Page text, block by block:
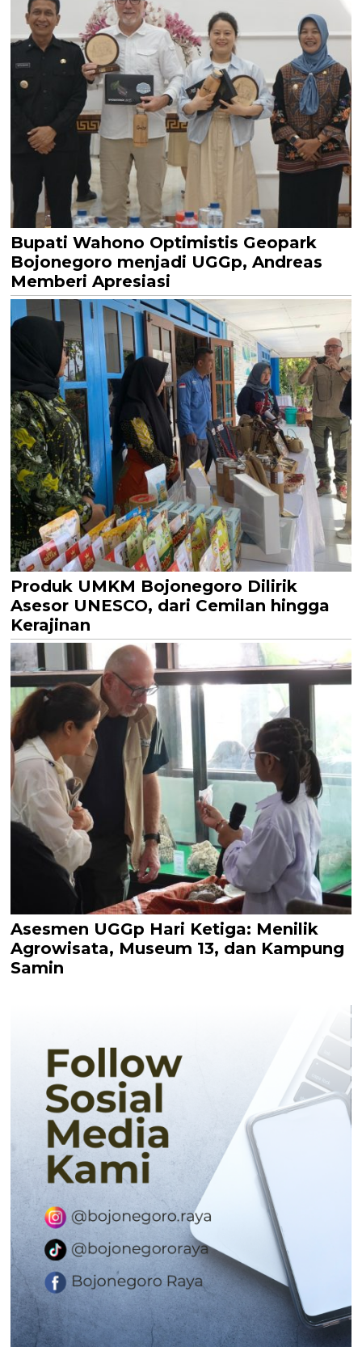
Bupati Wahono Optimistis Geopark
Bojonegoro menjadi UGGp, Andreas
Memberi Apresiasi
Produk UMKM Bojonegoro Dilirik
Asesor UNESCO, dari Cemilan hingga
Kerajinan
Asesmen UGGp Hari Ketiga: Menilik
Agrowisata, Museum 13, dan Kampung
Samin